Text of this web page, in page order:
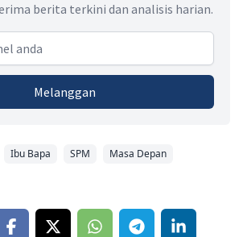
berita terkini dan analisis harian.
Melanggan
Ibu Bapa SPM
Masa Depan